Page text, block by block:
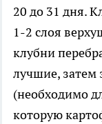
20 до 31 дня.
1-2 слоя
клубни
лучшие, затем
(необходимо
которую